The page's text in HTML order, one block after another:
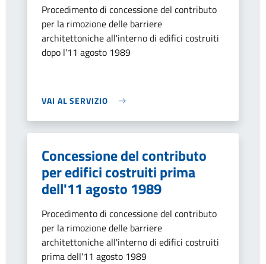
Procedimento di concessione del contributo
per la rimozione delle barriere
architettoniche all'interno di edifici costruiti
dopo l'11 agosto 1989
VAI AL SERVIZIO
Concessione del contributo
per edifici costruiti prima
dell'11 agosto 1989
Procedimento di concessione del contributo
per la rimozione delle barriere
architettoniche all'interno di edifici costruiti
prima dell'11 agosto 1989